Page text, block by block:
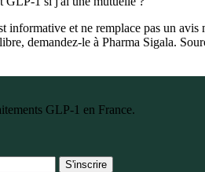
informative et ne remplace pas un
demandez-le à Pharma Sigala.
GLP-1 en France.
S'inscrire